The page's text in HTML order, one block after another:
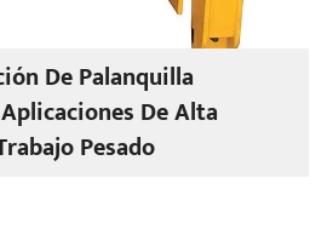
De Palanquilla
De Alta
Pesado